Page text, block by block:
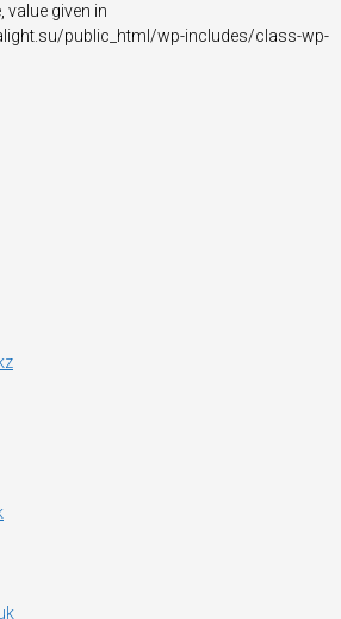
value given in
public_html/wp-includes/class-wp-